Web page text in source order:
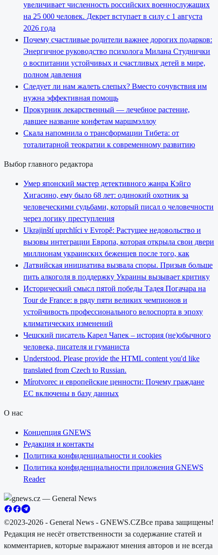
увеличивает численность российских военнослужащих
на 25 000 человек. Декрет вступает в силу с 1 августа
2026 года
Почему счастливые родители важнее дорогих подарков:
Энергичное руководство психолога Милана Студнички
о воспитании устойчивых и счастливых детей в мире,
полном давления
Следует ли нам жалеть слепых? Вместо сочувствия им
нужна эффективная помощь
Прокурник лекарственный — лечебное растение,
давшее название конфетам маршмэллоу
Скала напомнила о трансформации Тибета: от
тоталитарной теократии к современному развитию
Выбор главного редактора
Умер японский мастер детективного жанра Кэйго
Хигасино, ему было 68 лет: одинокий охотник за
человеческими судьбами, который писал о человечности
через логику преступления
Ukrajinští uprchlíci v Evropě: Растущее недовольство и
вызовы интеграции Европа, которая открыла свои двери
миллионам украинских беженцев после того, как
Латвийская инициатива вызвала споры. Призыв больше
пить алкоголя в поддержку Украины вызывает критику
Исторический смысл пятой победы Тадея Погачара на
Tour de France: в ряду пяти великих чемпионов и
устойчивость профессионального велоспорта в эпоху
климатических изменений
Чешский писатель Карел Чапек – история (не)обычного
человека, писателя и гуманиста
Understood. Please provide the HTML content you'd like
translated from Czech to Russian.
Mírotvorec и европейские ценности: Почему граждане
ЕС включены в базу данных
О нас
Концепция GNEWS
Редакция и контакты
Политика конфиденциальности и cookies
Политика конфиденциальности приложения GNEWS
Reader
©2023-2026 - General News - GNEWS.CZВсе права защищены!
Редакция не несёт ответственности за содержание статей и
комментариев, которые выражают мнения авторов и не всегда